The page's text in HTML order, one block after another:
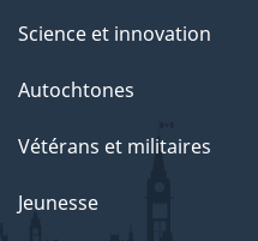
Science et innovation
Autochtones
Vétérans et militaires
Jeunesse